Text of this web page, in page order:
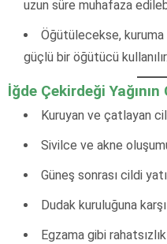
uzun süre muhafaza
Öğütülecekse, kuruma
güçlü bir öğütücü kullanılır.
İğde Çekirdeği
Kuruyan ve çatlayan
Sivilce ve akne
Güneş sonrası cildi
Dudak kuruluğuna
Egzama gibi